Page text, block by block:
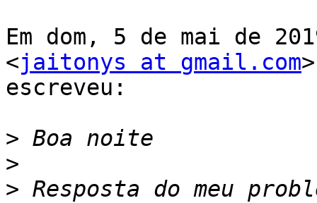
Em dom, 5 de mai de
<jaitonys at gmail.com>
escreveu:
>
>
> Resposta do meu